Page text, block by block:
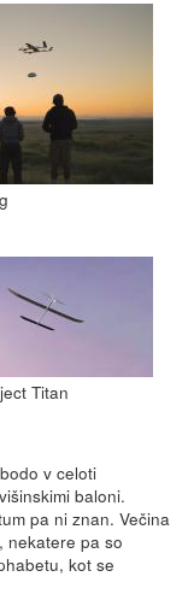
Titan
v celoti
baloni.
pa ni znan. Večina
nekatere pa so
kot se